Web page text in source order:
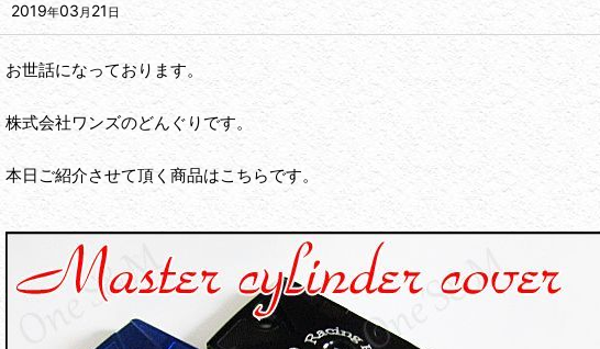
2019年03 月 21 日
お世話になっております。
株式会社ワンズのどんぐりです。
本日ご紹介させて頂く商品はこちらです。